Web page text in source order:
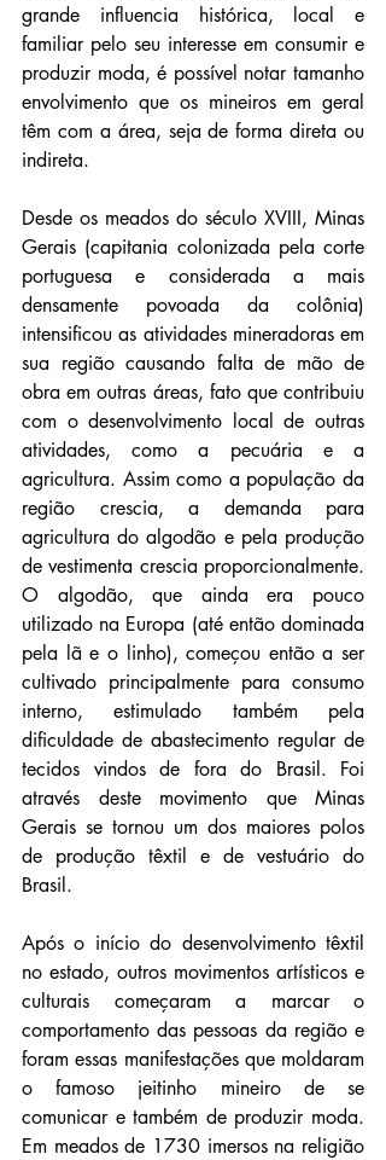
grande influencia histórica, local e
familiar pelo seu interesse em consumir e
produzir moda, é possível notar tamanho
envolvimento que os mineiros em geral
têm com a área, seja de forma direta ou
indireta.
Desde os meados do século XVIII, Minas
Gerais (capitania colonizada pela corte
portuguesa e considerada a mais
densamente povoada da colônia)
intensificou as atividades mineradoras em
sua região causando falta de mão de
obra em outras áreas, fato que contribuiu
com o desenvolvimento local de outras
atividades, como a pecuária e a
agricultura. Assim como a população da
região crescia, a demanda para
agricultura do algodão e pela produção
de vestimenta crescia proporcionalmente.
O algodão, que ainda era pouco
utilizado na Europa (até então dominada
pela lã e o linho), começou então a ser
cultivado principalmente para consumo
interno, estimulado também pela
dificuldade de abastecimento regular de
tecidos vindos de fora do Brasil. Foi
através deste movimento que Minas
Gerais se tornou um dos maiores polos
de produção têxtil e de vestuário do
Brasil.
Após o início do desenvolvimento têxtil
no estado, outros movimentos artísticos e
culturais começaram a marcar o
comportamento das pessoas da região e
foram essas manifestações que moldaram
o famoso jeitinho mineiro de se
comunicar e também de produzir moda.
Em meados de 1730 imersos na religião